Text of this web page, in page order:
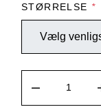
STØRRELSE *